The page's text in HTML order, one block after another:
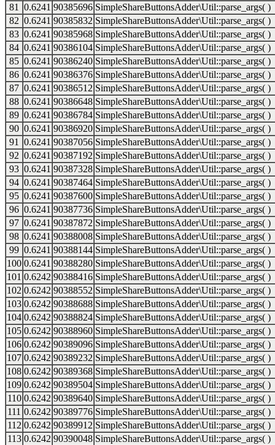
81
0.6241 90385696 SimpleShareButtonsAdder\Util::parse_args( )
82 0.6241 90385832 SimpleShareButtonsAdder\Util::parse_args( )
83 0.6241 90385968 SimpleShareButtonsAdder\Util::parse_args( )
84 0.6241 90386104 SimpleShareButtonsAdder\Util::parse_args( )
85 0.6241 90386240 SimpleShareButtonsAdder\Util::parse_args( )
86 0.6241 90386376 SimpleShareButtonsAdder\Util::parse_args( )
87 0.6241 90386512 SimpleShareButtonsAdder\Util::parse_args( )
88 0.6241 90386648 SimpleShareButtonsAdder\Util::parse_args( )
89 0.6241 90386784 SimpleShareButtonsAdder\Util::parse_args( )
90 0.6241 90386920 SimpleShareButtonsAdder\Util::parse_args( )
91
0.6241 90387056 SimpleShareButtonsAdder\Util::parse_args( )
92 0.6241 90387192 SimpleShareButtonsAdder\Util::parse_args( )
93 0.6241 90387328 SimpleShareButtonsAdder\Util::parse_args( )
94 0.6241 90387464 SimpleShareButtonsAdder\Util::parse_args( )
95 0.6241 90387600 SimpleShareButtonsAdder\Util::parse_args( )
96 0.6241 90387736 SimpleShareButtonsAdder\Util::parse_args( )
97 0.6241 90387872 SimpleShareButtonsAdder\Util::parse_args( )
98 0.6241 90388008 SimpleShareButtonsAdder\Util::parse_args( )
99 0.6241 90388144 SimpleShareButtonsAdder\Util::parse_args( )
100 0.6241 90388280 SimpleShareButtonsAdder\Util::parse_args( )
101 0.6242 90388416 SimpleShareButtonsAdder\Util::parse_args( )
102 0.6242 90388552 SimpleShareButtonsAdder\Util::parse_args( )
103 0.6242 90388688 SimpleShareButtonsAdder\Util::parse_args( )
104 0.6242 90388824 SimpleShareButtonsAdder\Util::parse_args( )
105 0.6242 90388960 SimpleShareButtonsAdder\Util::parse_args( )
106 0.6242 90389096 SimpleShareButtonsAdder\Util::parse_args( )
107 0.6242 90389232 SimpleShareButtonsAdder\Util::parse_args( )
108 0.6242 90389368 SimpleShareButtonsAdder\Util::parse_args( )
109 0.6242 90389504 SimpleShareButtonsAdder\Util::parse_args( )
110 0.6242 90389640 SimpleShareButtonsAdder\Util::parse_args( )
111 0.6242 90389776 SimpleShareButtonsAdder\Util::parse_args( )
112 0.6242 90389912 SimpleShareButtonsAdder\Util::parse_args( )
113 0.6242 90390048 SimpleShareButtonsAdder\Util::parse_args( )